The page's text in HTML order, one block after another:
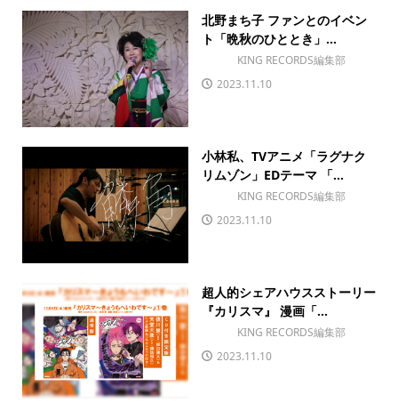
北野まち子 ファンとのイベン
ト「晩秋のひととき」...
KING RECORDS編集部
2023.11.10
小林私、TVアニメ「ラグナク
リムゾン」EDテーマ 「...
KING RECORDS編集部
2023.11.10
超人的シェアハウスストーリー
『カリスマ』 漫画「...
KING RECORDS編集部
2023.11.10